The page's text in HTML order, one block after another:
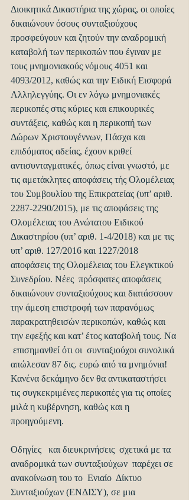
Διοικητικά Δικαστήρια της χώρας, οι οποίες
δικαιώνουν όσους συνταξιούχους
προσφεύγουν και ζητούν την αναδρομική
καταβολή των περικοπών που έγιναν με
τους μνημονιακούς νόμους 4051 και
4093/2012, καθώς και την Ειδική Εισφορά
Αλληλεγγύης. Οι εν λόγω μνημονιακές
περικοπές στις κύριες και επικουρικές
συντάξεις, καθώς και η περικοπή των
Δώρων Χριστουγέννων, Πάσχα και
επιδόματος αδείας, έχουν κριθεί
αντισυνταγματικές, όπως είναι γνωστό, με
τις αμετάκλητες αποφάσεις τής Ολομέλειας
του Συμβουλίου της Επικρατείας (υπ’ αριθ.
2287-2290/2015), με τις αποφάσεις της
Ολομέλειας του Ανώτατου Ειδικού
Δικαστηρίου (υπ’ αριθ. 1-4/2018) και με τις
υπ’ αριθ. 127/2016 και 1227/2018
αποφάσεις της Ολομέλειας του Ελεγκτικού
Συνεδρίου. Νέες  πρόσφατες αποφάσεις
δικαιώνουν συνταξιούχους και διατάσσουν
την άμεση επιστροφή των παρανόμως
παρακρατηθεισών περικοπών, καθώς και
την εφεξής και κατ’ έτος καταβολή τους. Να
επισημανθεί ότι οι  συνταξιούχοι συνολικά
απώλεσαν 87 δις. ευρώ από τα μνημόνια!
Κανένα δεκάμηνο δεν θα αντικαταστήσει
τις συγκεκριμένες περικοπές για τις οποίες
μιλά η κυβέρνηση, καθώς και η
προηγούμενη.
Οδηγίες   και διευκρινήσεις  σχετικά με τα
αναδρομικά των συνταξιούχων  παρέχει σε
ανακοίνωση του το  Ενιαίο  Δίκτυο
Συνταξιούχων (ΕΝΔΙΣΥ), σε μια